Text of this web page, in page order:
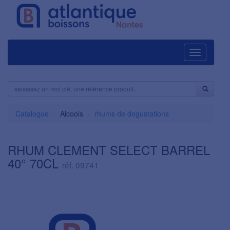
Navigation
Catalogue Alcools rhums de degustations
RHUM CLEMENT SELECT BARREL
40° 70CL réf. 09741